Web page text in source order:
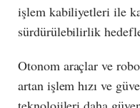
işlem kabiliyetleri ile
sürdürülebilirlik
Otonom araçlar ve
artan işlem hızı ve